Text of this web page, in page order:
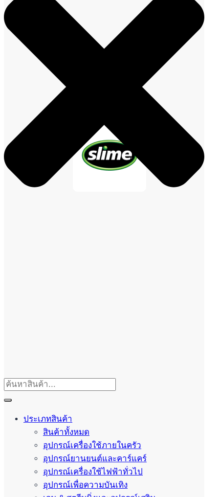
ประเภทสินค้า
สินค้าทั้งหมด
อุปกรณ์เครื่องใช้ภายในครัว
อุปกรณ์ยานยนต์และคาร์แคร์
อุปกรณ์เครื่องใช้ไฟฟ้าทั่วไป
อุปกรณ์เพื่อความบันเทิง